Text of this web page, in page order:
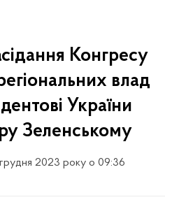
Конгресу
влад
України
Зеленському
грудня 2023 року о 09:36